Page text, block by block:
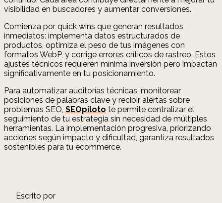
visibilidad en buscadores y aumentar conversiones.
Comienza por quick wins que generan resultados
inmediatos: implementa datos estructurados de
productos, optimiza el peso de tus imágenes con
formatos WebP, y corrige errores críticos de rastreo. Estos
ajustes técnicos requieren mínima inversión pero impactan
significativamente en tu posicionamiento.
Para automatizar auditorías técnicas, monitorear
posiciones de palabras clave y recibir alertas sobre
problemas SEO, SEOpiloto te permite centralizar el
seguimiento de tu estrategia sin necesidad de múltiples
herramientas. La implementación progresiva, priorizando
acciones según impacto y dificultad, garantiza resultados
sostenibles para tu ecommerce.
Escrito por